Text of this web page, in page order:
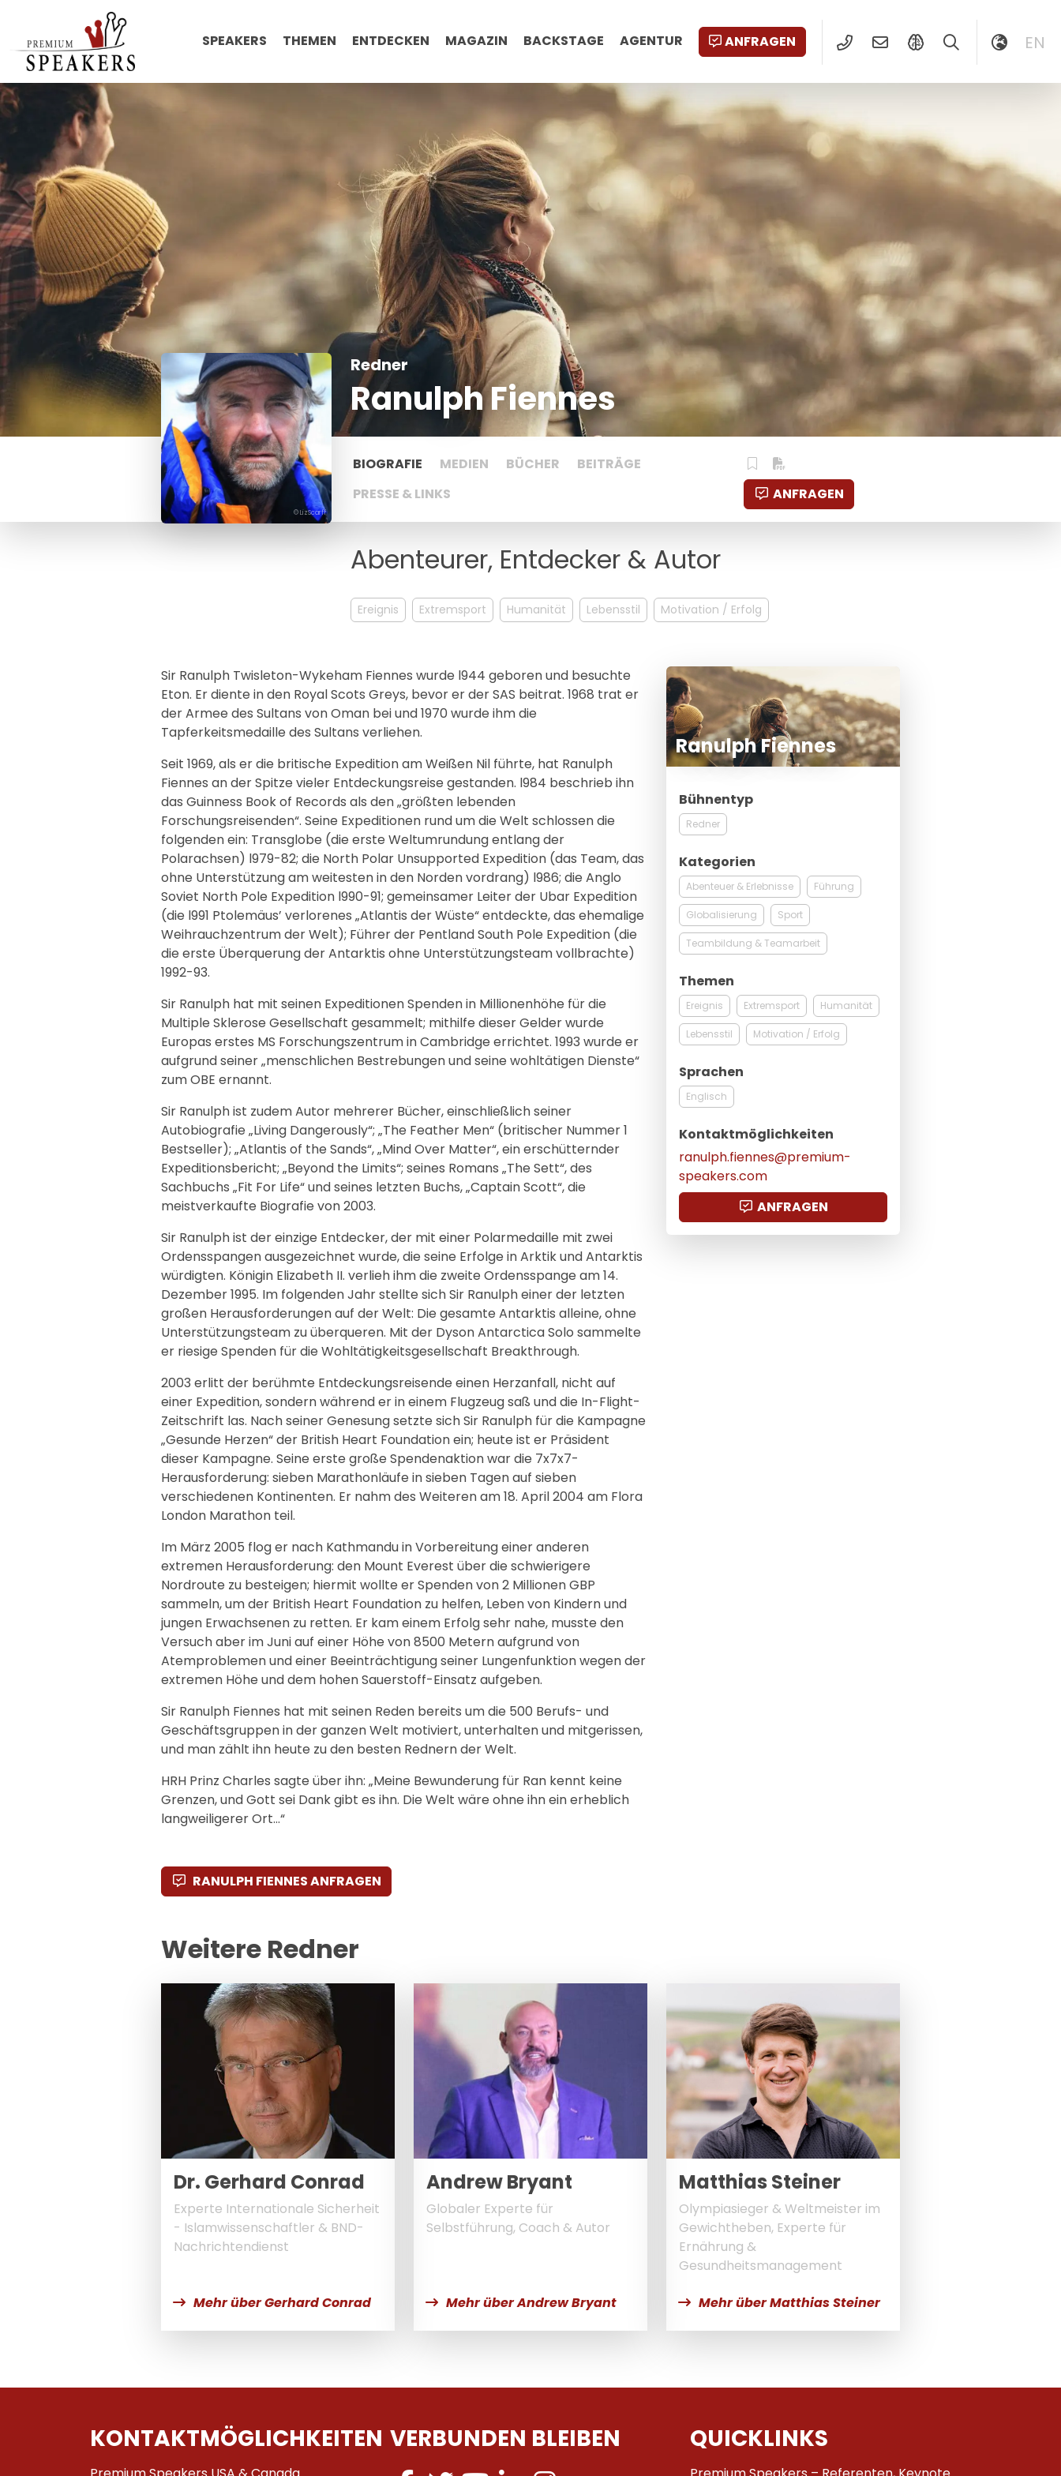
SPEAKERS THEMEN ENTDECKEN MAGAZIN BACKSTAGE AGENTUR ANFRAGEN EN
© LizScarff
Redner
Ranulph Fiennes
BIOGRAFIE MEDIEN BÜCHER
BEITRÄGE
PRESSE & LINKS
ANFRAGEN
Abenteurer, Entdecker & Autor
Ereignis Extremsport Humanität Lebensstil Motivation / Erfolg
Sir Ranulph Twisleton-Wykeham Fiennes wurde l944 geboren und besuchte
Eton. Er diente in den Royal Scots Greys, bevor er der SAS beitrat. 1968 trat er
der Armee des Sultans von Oman bei und 1970 wurde ihm die
Tapferkeitsmedaille des Sultans verliehen.
Seit 1969, als er die britische Expedition am Weißen Nil führte, hat Ranulph
Fiennes an der Spitze vieler Entdeckungsreise gestanden. l984 beschrieb ihn
das Guinness Book of Records als den „größten lebenden
Forschungsreisenden“. Seine Expeditionen rund um die Welt schlossen die
folgenden ein: Transglobe (die erste Weltumrundung entlang der
Polarachsen) l979-82; die North Polar Unsupported Expedition (das Team, das
ohne Unterstützung am weitesten in den Norden vordrang) l986; die Anglo
Soviet North Pole Expedition l990-91; gemeinsamer Leiter der Ubar Expedition
(die l991 Ptolemäus’ verlorenes „Atlantis der Wüste“ entdeckte, das ehemalige
Weihrauchzentrum der Welt); Führer der Pentland South Pole Expedition (die
die erste Überquerung der Antarktis ohne Unterstützungsteam vollbrachte)
1992-93.
Sir Ranulph hat mit seinen Expeditionen Spenden in Millionenhöhe für die
Multiple Sklerose Gesellschaft gesammelt; mithilfe dieser Gelder wurde
Europas erstes MS Forschungszentrum in Cambridge errichtet. 1993 wurde er
aufgrund seiner „menschlichen Bestrebungen und seine wohltätigen Dienste“
zum OBE ernannt.
Sir Ranulph ist zudem Autor mehrerer Bücher, einschließlich seiner
Autobiografie „Living Dangerously“; „The Feather Men“ (britischer Nummer 1
Bestseller); „Atlantis of the Sands“, „Mind Over Matter“, ein erschütternder
Expeditionsbericht; „Beyond the Limits“; seines Romans „The Sett“, des
Sachbuchs „Fit For Life“ und seines letzten Buchs, „Captain Scott“, die
meistverkaufte Biografie von 2003.
Sir Ranulph ist der einzige Entdecker, der mit einer Polarmedaille mit zwei
Ordensspangen ausgezeichnet wurde, die seine Erfolge in Arktik und Antarktis
würdigten. Königin Elizabeth II. verlieh ihm die zweite Ordensspange am 14.
Dezember 1995. Im folgenden Jahr stellte sich Sir Ranulph einer der letzten
großen Herausforderungen auf der Welt: Die gesamte Antarktis alleine, ohne
Unterstützungsteam zu überqueren. Mit der Dyson Antarctica Solo sammelte
er riesige Spenden für die Wohltätigkeitsgesellschaft Breakthrough.
2003 erlitt der berühmte Entdeckungsreisende einen Herzanfall, nicht auf
einer Expedition, sondern während er in einem Flugzeug saß und die In-Flight-
Zeitschrift las. Nach seiner Genesung setzte sich Sir Ranulph für die Kampagne
„Gesunde Herzen“ der British Heart Foundation ein; heute ist er Präsident
dieser Kampagne. Seine erste große Spendenaktion war die 7x7x7-
Herausforderung: sieben Marathonläufe in sieben Tagen auf sieben
verschiedenen Kontinenten. Er nahm des Weiteren am 18. April 2004 am Flora
London Marathon teil.
Im März 2005 flog er nach Kathmandu in Vorbereitung einer anderen
extremen Herausforderung: den Mount Everest über die schwierigere
Nordroute zu besteigen; hiermit wollte er Spenden von 2 Millionen GBP
sammeln, um der British Heart Foundation zu helfen, Leben von Kindern und
jungen Erwachsenen zu retten. Er kam einem Erfolg sehr nahe, musste den
Versuch aber im Juni auf einer Höhe von 8500 Metern aufgrund von
Atemproblemen und einer Beeinträchtigung seiner Lungenfunktion wegen der
extremen Höhe und dem hohen Sauerstoff-Einsatz aufgeben.
Sir Ranulph Fiennes hat mit seinen Reden bereits um die 500 Berufs- und
Geschäftsgruppen in der ganzen Welt motiviert, unterhalten und mitgerissen,
und man zählt ihn heute zu den besten Rednern der Welt.
HRH Prinz Charles sagte über ihn: „Meine Bewunderung für Ran kennt keine
Grenzen, und Gott sei Dank gibt es ihn. Die Welt wäre ohne ihn ein erheblich
langweiligerer Ort…“
RANULPH FIENNES ANFRAGEN
Ranulph Fiennes
Bühnentyp
Redner
Kategorien
Abenteuer & Erlebnisse Führung
Globalisierung Sport
Teambildung & Teamarbeit
Themen
Ereignis Extremsport Humanität
Lebensstil Motivation / Erfolg
Sprachen
Englisch
Kontaktmöglichkeiten
ranulph.fiennes@premium-
speakers.com
ANFRAGEN
Weitere Redner
Dr. Gerhard Conrad
Experte Internationale Sicherheit
- Islamwissenschaftler & BND-
Nachrichtendienst
Mehr über Gerhard Conrad
Andrew Bryant
Globaler Experte für
Selbstführung, Coach & Autor
Mehr über Andrew Bryant
Matthias Steiner
Olympiasieger & Weltmeister im
Gewichtheben, Experte für
Ernährung &
Gesundheitsmanagement
Mehr über Matthias Steiner
KONTAKTMÖGLICHKEITEN VERBUNDEN BLEIBEN QUICKLINKS